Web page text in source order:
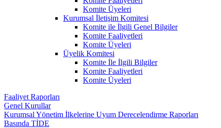
Komite Üyeleri
Kurumsal İletişim Komitesi
Komite ile İlgili Genel Bilgiler
Komite Faaliyetleri
Komite Üyeleri
Üyelik Komitesi
Komite İle İlgili Bilgiler
Komite Faaliyetleri
Komite Üyeleri
Faaliyet Raporları
Genel Kurullar
Kurumsal Yönetim İlkelerine Uyum Derecelendirme Raporları
Basında TİDE